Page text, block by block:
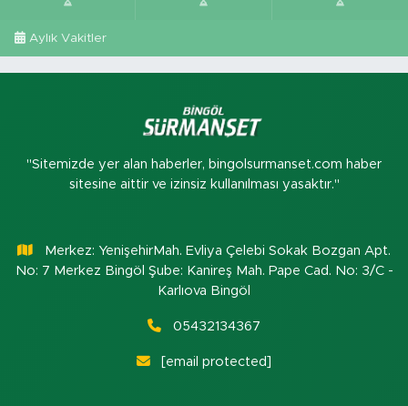
Aylık Vakitler
"Sitemizde yer alan haberler, bingolsurmanset.com haber
sitesine aittir ve izinsiz kullanılması yasaktır."
Merkez: YenişehirMah. Evliya Çelebi Sokak Bozgan Apt.
No: 7 Merkez Bingöl Şube: Kanireş Mah. Pape Cad. No: 3/C -
Karlıova Bingöl
05432134367
[email protected]